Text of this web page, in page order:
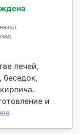
печей,
беседок,
и